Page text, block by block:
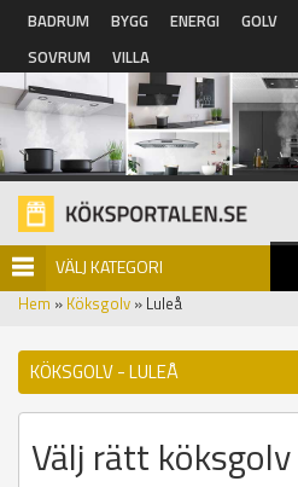
Hoppa till huvudinnehåll
BADRUM BYGG ENERGI GOLV
SOVRUM
VILLA
VÄLJ KATEGORI
Hem » Köksgolv » Luleå
KÖKSGOLV - LULEÅ
Välj rätt köksgolv